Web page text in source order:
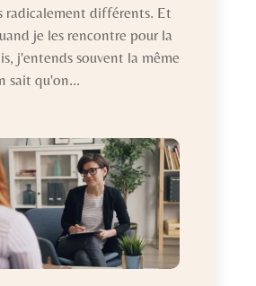
radicalement différents. Et
je les rencontre pour la
j'entends souvent la même
sait qu'on...